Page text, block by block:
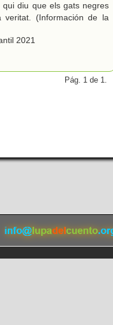
diu que els gats negres
veritat. (Información de la
2021
Pág. 1 de 1.